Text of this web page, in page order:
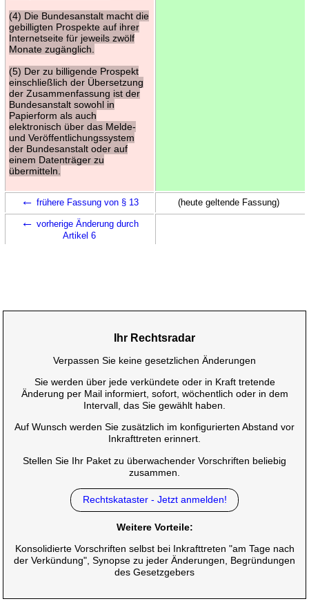
(4) Die Bundesanstalt macht die
gebilligten Prospekte auf ihrer
Internetseite für jeweils zwölf
Monate zugänglich.
(5) Der zu billigende Prospekt
einschließlich der Übersetzung
der Zusammenfassung ist der
Bundesanstalt sowohl in
Papierform als auch
elektronisch über das Melde-
und Veröffentlichungssystem
der Bundesanstalt oder auf
einem Datenträger zu
übermitteln.
← frühere Fassung von § 13 (heute geltende Fassung)
← vorherige Änderung durch
Artikel 6
Ihr Rechtsradar
Verpassen Sie keine gesetzlichen Änderungen
Sie werden über jede verkündete oder in Kraft tretende
Änderung per Mail informiert, sofort, wöchentlich oder in dem
Intervall, das Sie gewählt haben.
Auf Wunsch werden Sie zusätzlich im konfigurierten Abstand vor
Inkrafttreten erinnert.
Stellen Sie Ihr Paket zu überwachender Vorschriften beliebig
zusammen.
Rechtskataster - Jetzt anmelden!
Weitere Vorteile:
Konsolidierte Vorschriften selbst bei Inkrafttreten "am Tage nach
der Verkündung", Synopse zu jeder Änderungen, Begründungen
des Gesetzgebers